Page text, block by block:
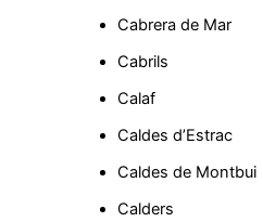
Cabrera de Mar
Cabrils
Calaf
Caldes d’Estrac
Caldes de Montbui
Calders